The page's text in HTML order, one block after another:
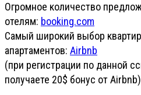
Огромное количество
отелям: booking.com
Самый широкий выбор
апартаментов: Airbnb
(при регистрации по данной
получаете 20$ бонус от Airbnb)